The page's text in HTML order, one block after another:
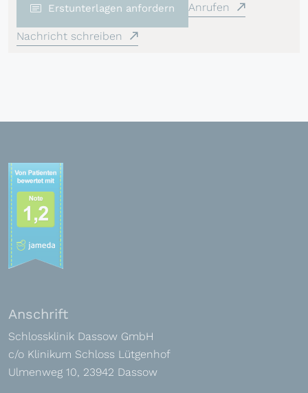
Erstunterlagen anfordern Anrufen
Nachricht schreiben
Anschrift
Schlossklinik Dassow GmbH
c/o Klinikum Schloss Lütgenhof
Ulmenweg 10, 23942 Dassow